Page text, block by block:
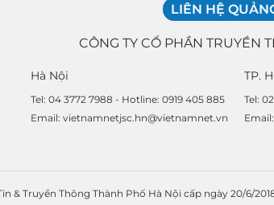
LIÊN HỆ
CÔNG TY CỔ PHẦN TRUYỀN
Hà Nội
Tel: 04 3772 7988 - Hotline: 0919 405 885
Email: vietnamnetjsc.hn@vietnamnet.vn
TP.
Tel:
& Truyền Thông Thành Phố Hà Nội cấp ngày 20/6/